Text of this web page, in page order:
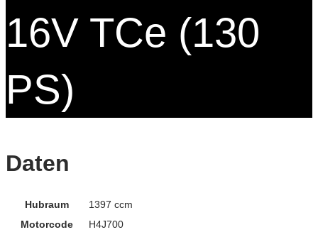
16V TCe (130
PS)
Daten
Hubraum
1397 ccm
Motorcode
H4J700